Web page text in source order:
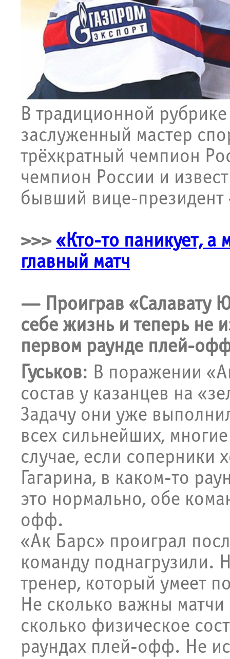
В традиционной
заслуженный мастер
трёхкратный чемпион
чемпион России и
бывший вице-президент
>>> «Кто-то паникует, а
главный матч
— Проиграв «Салавату
себе жизнь и теперь не
первом раунде плей-
Гуськов: В поражении
состав у казанцев на
Задачу они уже
всех сильнейших,
случае, если соперники
Гагарина, в каком-то
это нормально, обе
офф.
«Ак Барс» проиграл
команду поднагрузили.
тренер, который умеет
Не сколько важны матчи
сколько физическое
раундах плей-офф. Не